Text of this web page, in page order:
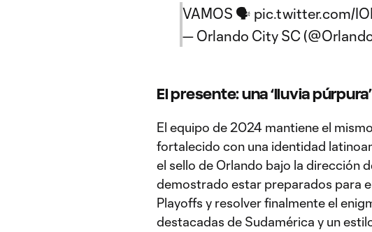
VAMOS 🗣️ pic.twitter.com/
— Orlando City SC
El presente: una ‘lluvia
El equipo de 2024 mantiene el
fortalecido con una identidad
el sello de Orlando bajo la dirección
demostrado estar preparados para
Playoffs y resolver finalmente el
destacadas de Sudamérica y un